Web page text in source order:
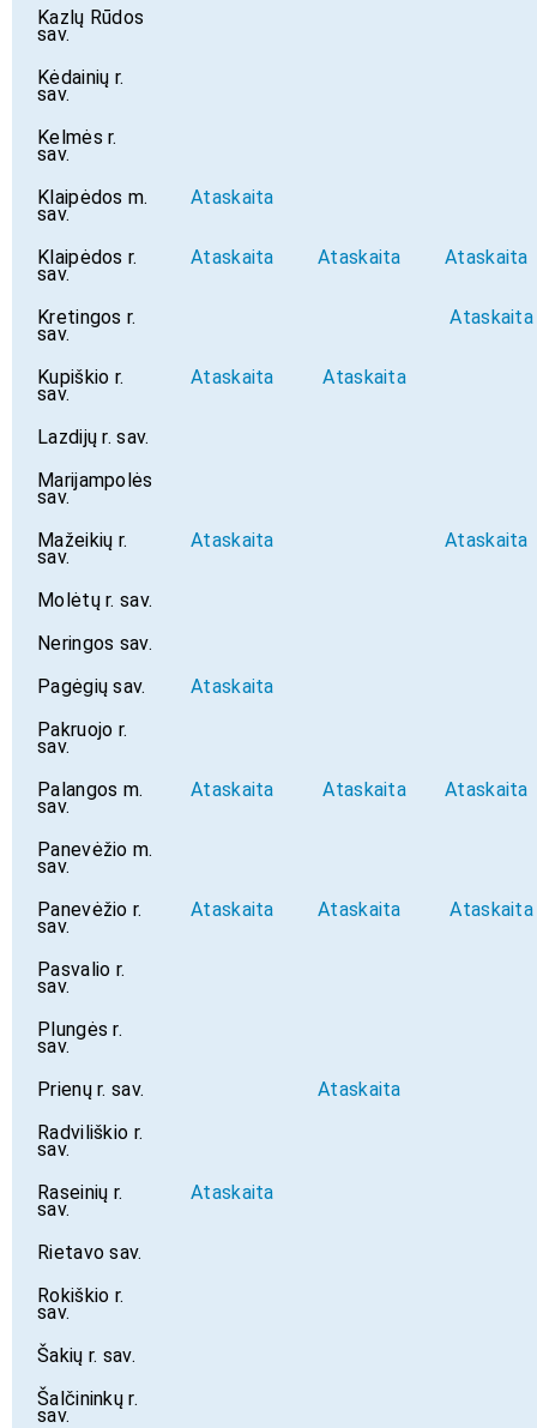
Kazlų Rūdos
sav.
Kėdainių r.
sav.
Kelmės r.
sav.
Klaipėdos m.
sav.
Ataskaita
Klaipėdos r.
sav.
Ataskaita Ataskaita Ataskaita
Kretingos r.
sav.
Ataskaita
Kupiškio r.
sav.
Ataskaita Ataskaita
Lazdijų r. sav.
Marijampolės
sav.
Mažeikių r.
sav.
Ataskaita Ataskaita
Molėtų r. sav.
Neringos sav.
Pagėgių sav.
Ataskaita
Pakruojo r.
sav.
Palangos m.
sav.
Ataskaita Ataskaita Ataskaita
Panevėžio m.
sav.
Panevėžio r.
sav.
Ataskaita Ataskaita Ataskaita
Pasvalio r.
sav.
Plungės r.
sav.
Prienų r. sav.
Ataskaita
Radviliškio r.
sav.
Raseinių r.
sav.
Ataskaita
Rietavo sav.
Rokiškio r.
sav.
Šakių r. sav.
Šalčininkų r.
sav.